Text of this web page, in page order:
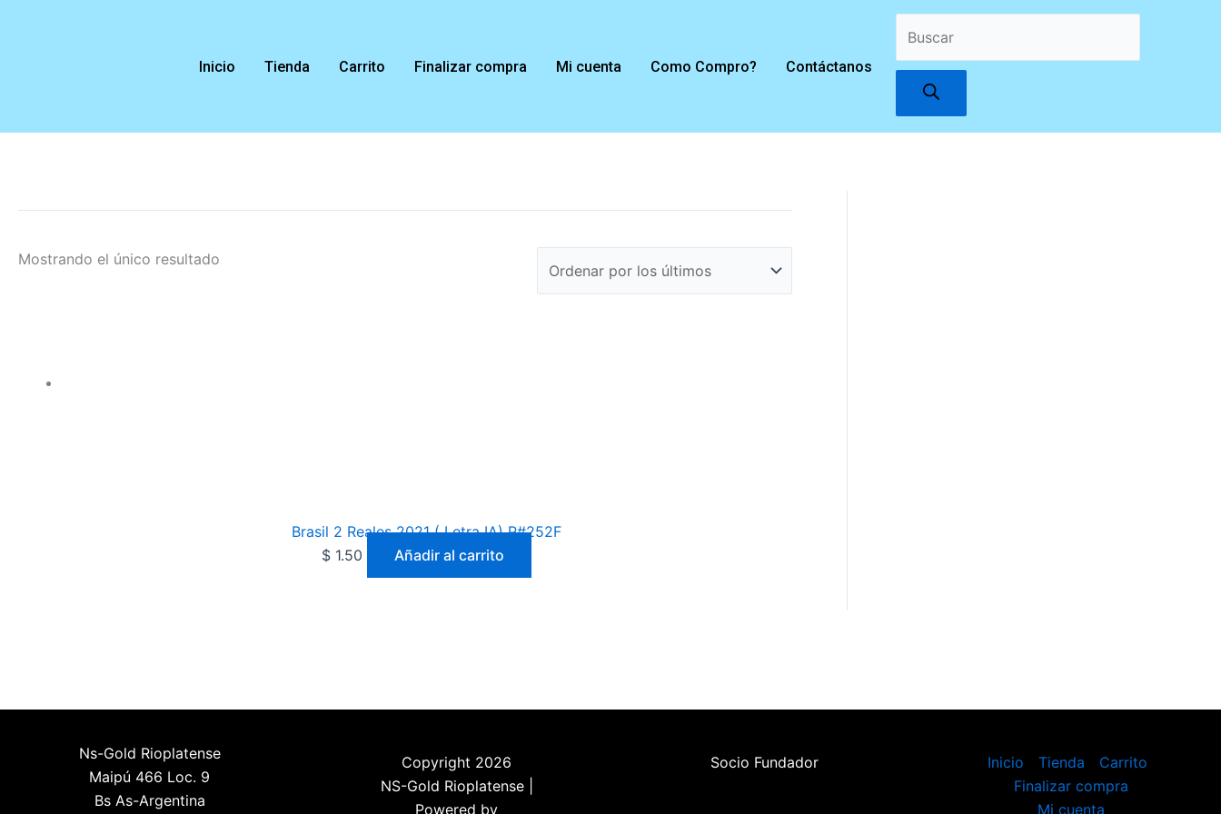
Inicio Tienda Carrito Finalizar compra Mi cuenta Como Compro? Contáctanos
Búsqueda
Mostrando el único resultado
Brasil 2 Reales 2021 ( Letra IA) P#252F
$ 1.50 Añadir al carrito
Ns-Gold Rioplatense
Maipú 466 Loc. 9
Bs As-Argentina
Copyright 2026
NS-Gold Rioplatense |
Powered by
Socio Fundador Inicio Tienda
Carrito
Finalizar compra
Mi cuenta